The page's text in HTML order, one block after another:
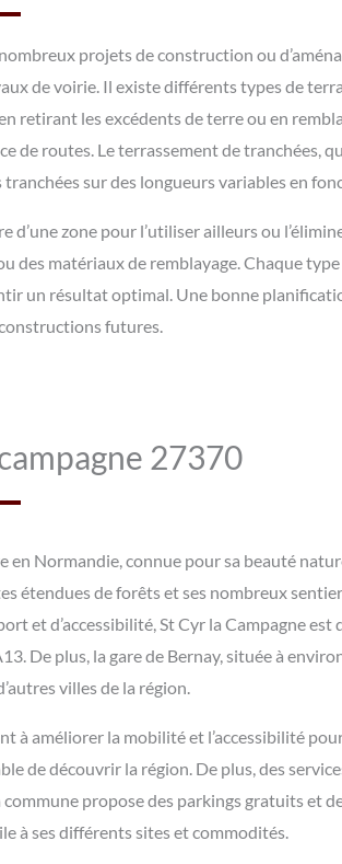
projets de construction ou
de voirie. Il existe différents types de
retirant les excédents de terre ou en
routes. Le terrassement de tranchées,
tranchées sur des longueurs variables en
zone pour l’utiliser ailleurs ou
des matériaux de remblayage. Chaque
un résultat optimal. Une bonne
futures.
27370
Normandie, connue pour sa beauté
étendues de forêts et ses nombreux
et d’accessibilité, St Cyr la Campagne est
De plus, la gare de Bernay, située à
villes de la région.
à améliorer la mobilité et l’accessibilité
de découvrir la région. De plus, des
propose des parkings gratuits et
à ses différents sites et commodités.